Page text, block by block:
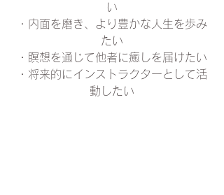
い
・内面を磨き、より豊かな人生を歩み
たい
・瞑想を通じて他者に癒しを届けたい
・将来的にインストラクターとして活
動したい